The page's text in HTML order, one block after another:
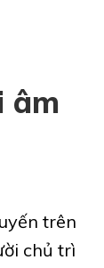
âm
trên
chủ trì